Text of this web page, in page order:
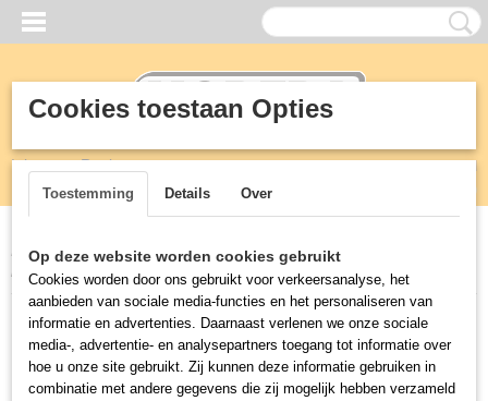
Inloggen Registreren
(0)
Home >Horeca>Bravilor Koffie en thee apparatuur
kan bravilor 1,7 liter
Cookies toestaan Opties
Toestemming Details Over
Op deze website worden cookies gebruikt
Cookies worden door ons gebruikt voor verkeersanalyse, het
aanbieden van sociale media-functies en het personaliseren van
informatie en advertenties. Daarnaast verlenen we onze sociale
media-, advertentie- en analysepartners toegang tot informatie over
hoe u onze site gebruikt. Zij kunnen deze informatie gebruiken in
combinatie met andere gegevens die zij mogelijk hebben verzameld